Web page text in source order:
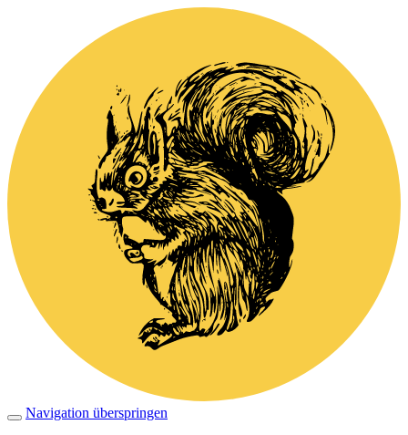
Navigation überspringen